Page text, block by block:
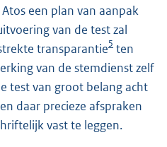
een plan van aanpak
van de test zal
transparantie5 ten
van de stemdienst zelf
test van groot belang acht
daar precieze afspraken
vast te leggen.